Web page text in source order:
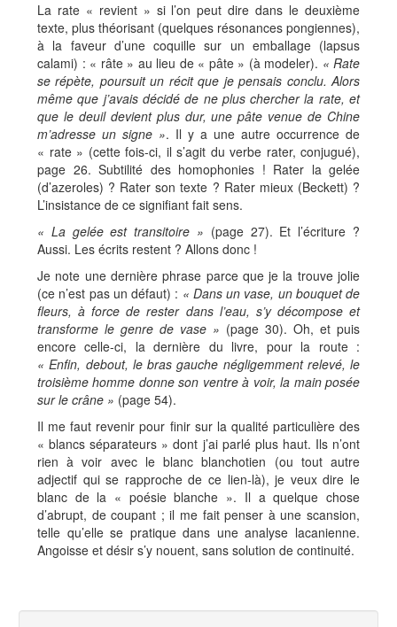
La rate « revient » si l’on peut dire dans le deuxième
texte, plus théorisant (quelques résonances pongiennes),
à la faveur d’une coquille sur un emballage (lapsus
calami) : « râte » au lieu de « pâte » (à modeler). « Rate
se répète, poursuit un récit que je pensais conclu. Alors
même que j’avais décidé de ne plus chercher la rate, et
que le deuil devient plus dur, une pâte venue de Chine
m’adresse un signe ». Il y a une autre occurrence de
« rate » (cette fois-ci, il s’agit du verbe rater, conjugué),
page 26. Subtilité des homophonies ! Rater la gelée
(d’azeroles) ? Rater son texte ? Rater mieux (Beckett) ?
L’insistance de ce signifiant fait sens.
« La gelée est transitoire » (page 27). Et l’écriture ?
Aussi. Les écrits restent ? Allons donc !
Je note une dernière phrase parce que je la trouve jolie
(ce n’est pas un défaut) : « Dans un vase, un bouquet de
fleurs, à force de rester dans l’eau, s’y décompose et
transforme le genre de vase » (page 30). Oh, et puis
encore celle-ci, la dernière du livre, pour la route :
« Enfin, debout, le bras gauche négligemment relevé, le
troisième homme donne son ventre à voir, la main posée
sur le crâne » (page 54).
Il me faut revenir pour finir sur la qualité particulière des
« blancs séparateurs » dont j’ai parlé plus haut. Ils n’ont
rien à voir avec le blanc blanchotien (ou tout autre
adjectif qui se rapproche de ce lien-là), je veux dire le
blanc de la « poésie blanche ». Il a quelque chose
d’abrupt, de coupant ; il me fait penser à une scansion,
telle qu’elle se pratique dans une analyse lacanienne.
Angoisse et désir s’y nouent, sans solution de continuité.